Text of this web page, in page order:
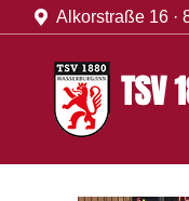
Alkorstraße 16 ·